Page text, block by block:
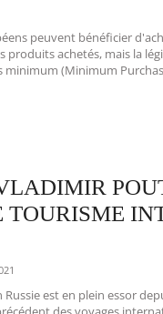
peuvent bénéficier
produits achetés, mais la
minimum (Minimum
TOURISME
est en plein essor